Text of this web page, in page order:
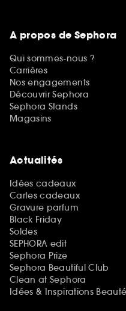
A propos de Sephora
Qui sommes-nous ?
Carrières
Nos engagements
Découvrir Sephora
Sephora Stands
Magasins
Actualités
Idées cadeaux
Cartes cadeaux
Gravure parfum
Black Friday
Soldes
SEPHORA edit
Sephora Prize
Sephora Beautiful Club
Clean at Sephora
Idées & Inspirations Beauté